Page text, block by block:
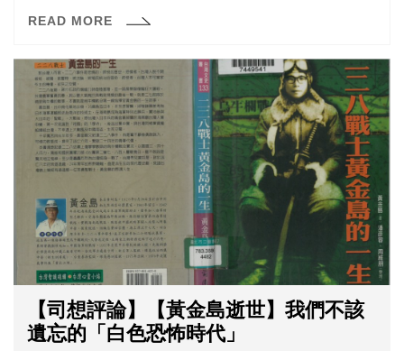
務後才離去。
READ MORE
【司想評論】【黃金島逝世】我們不該
遺忘的「白色恐怖時代」